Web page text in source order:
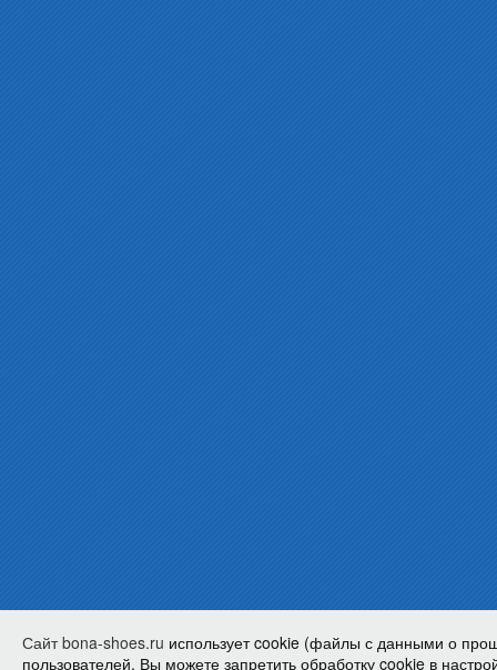
Сайт bona-shoes.ru использует cookie (файлы с данными о
пользователей. Вы можете запретить обработку cookie в